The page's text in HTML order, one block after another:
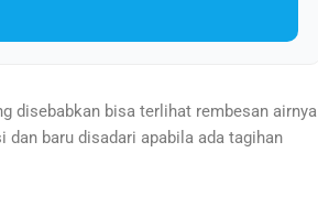
disebabkan bisa terlihat rembesan airnya
baru disadari apabila ada tagihan